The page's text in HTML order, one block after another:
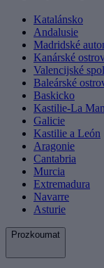
Katalánsko
Andalusie
Madridské
Kanárské
Valencijské
Baleárské
Baskicko
Kastilie-La
Galicie
Kastilie a León
Aragonie
Cantabria
Murcia
Extremadura
Navarre
Asturie
Prozkoumat